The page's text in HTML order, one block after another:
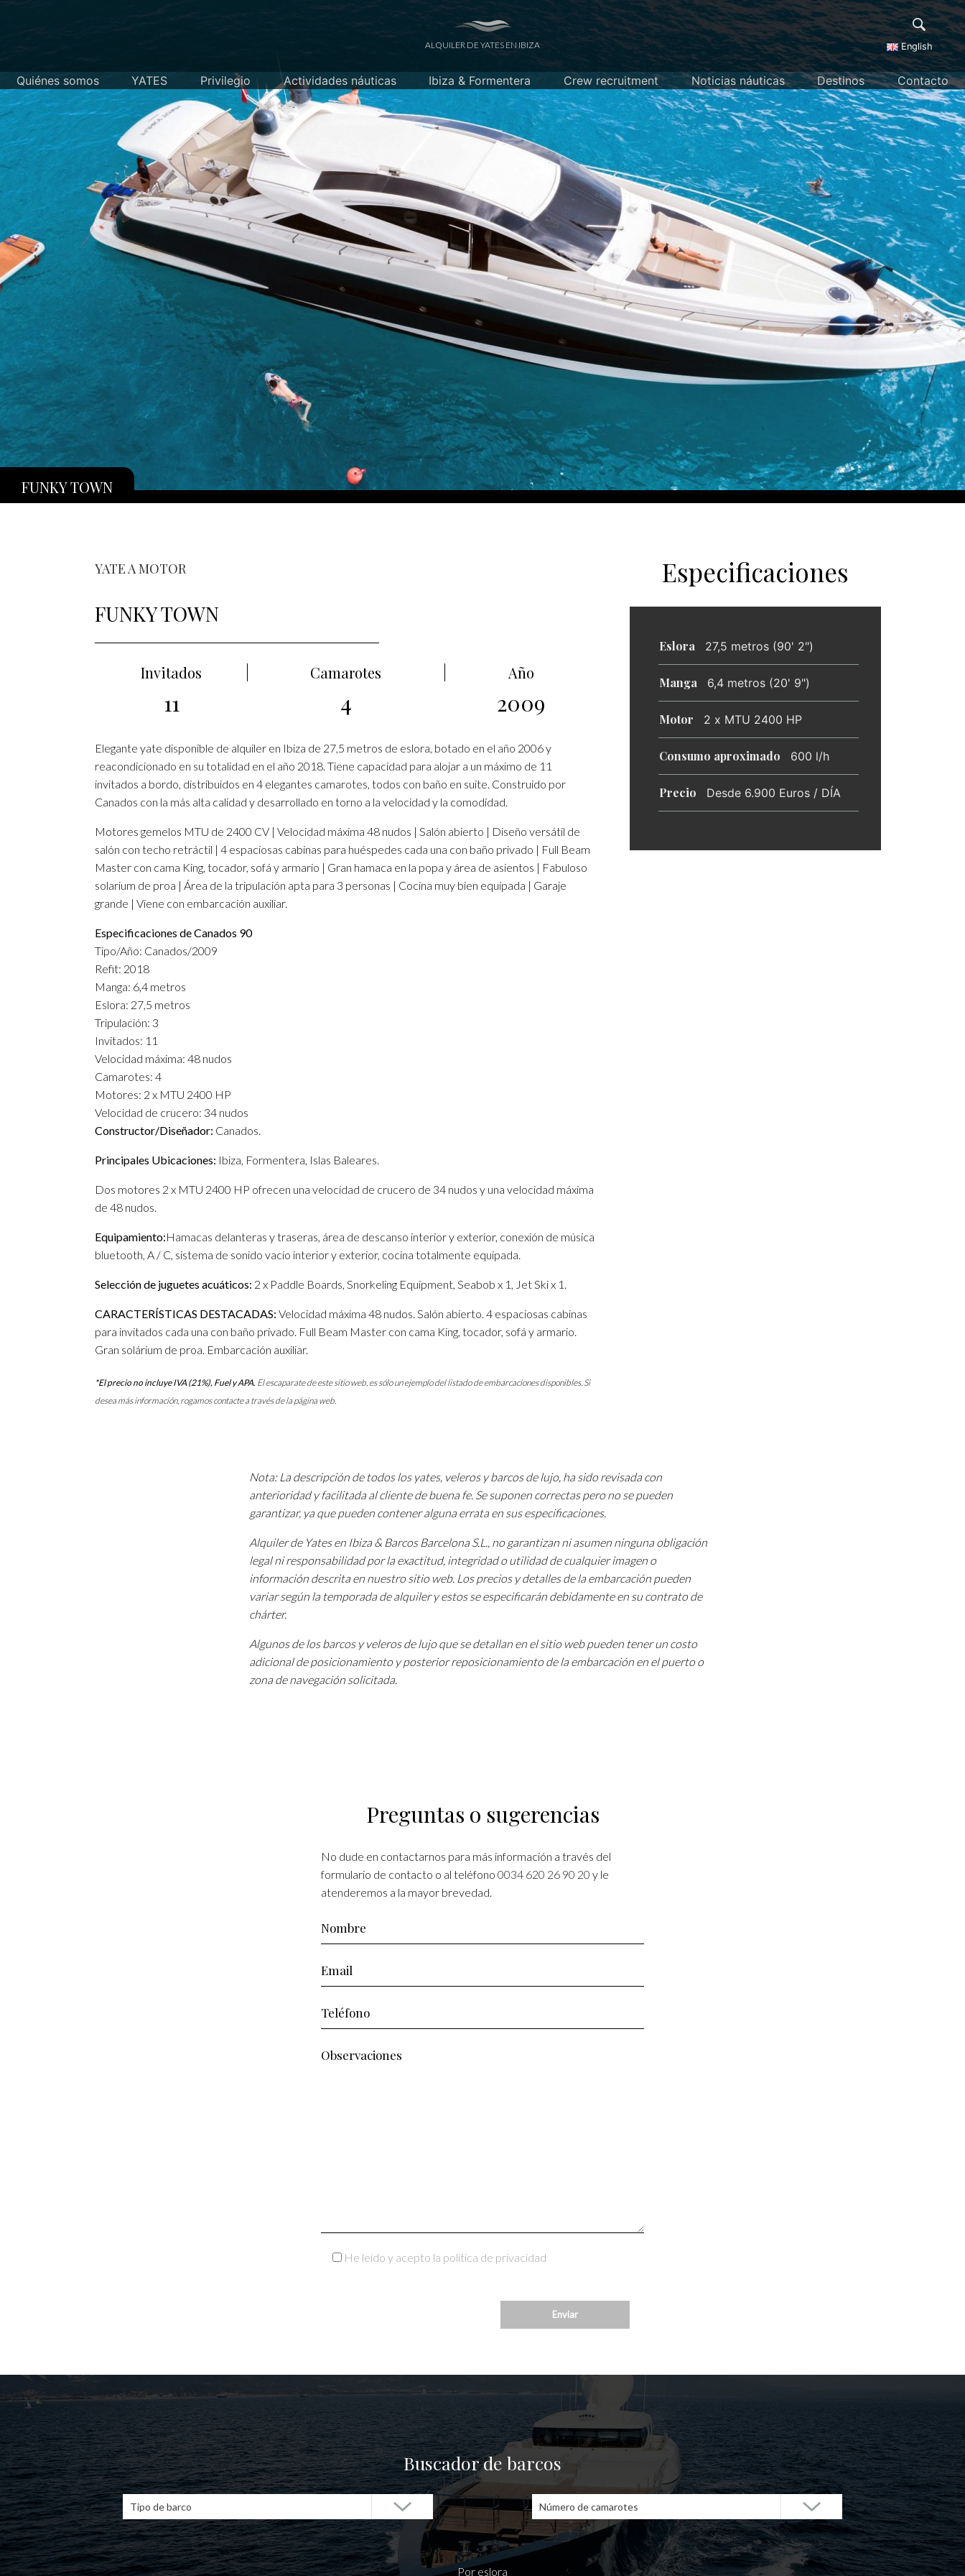
ALQUILER DE YATES EN IBIZA English
Quiénes somos YATES Privilegio Actividades náuticas Ibiza & Formentera Crew recruitment Noticias náuticas Destinos Contacto
FUNKY TOWN
YATE A MOTOR
FUNKY TOWN
Invitados Camarotes Año
11 4 2009
Elegante yate disponible de alquiler en Ibiza de 27,5 metros de eslora, botado en el año 2006 y
reacondicionado en su totalidad en el año 2018. Tiene capacidad para alojar a un máximo de 11
invitados a bordo, distribuidos en 4 elegantes camarotes, todos con baño en suite. Construido por
Canados con la más alta calidad y desarrollado en torno a la velocidad y la comodidad.
Motores gemelos MTU de 2400 CV | Velocidad máxima 48 nudos | Salón abierto | Diseño versátil de
salón con techo retráctil | 4 espaciosas cabinas para huéspedes cada una con baño privado | Full Beam
Master con cama King, tocador, sofá y armario | Gran hamaca en la popa y área de asientos | Fabuloso
solarium de proa | Área de la tripulación apta para 3 personas | Cocina muy bien equipada | Garaje
grande | Viene con embarcación auxiliar.
Especificaciones de Canados 90
Tipo/Año: Canados/2009
Refit: 2018
Manga: 6,4 metros
Eslora: 27,5 metros
Tripulación: 3
Invitados: 11
Velocidad máxima: 48 nudos
Camarotes: 4
Motores: 2 x MTU 2400 HP
Velocidad de crucero: 34 nudos
Constructor/Diseñador: Canados.
Principales Ubicaciones: Ibiza, Formentera, Islas Baleares.
Dos motores 2 x MTU 2400 HP ofrecen una velocidad de crucero de 34 nudos y una velocidad máxima
de 48 nudos.
Equipamiento:Hamacas delanteras y traseras, área de descanso interior y exterior, conexión de música
bluetooth, A / C, sistema de sonido vacío interior y exterior, cocina totalmente equipada.
Selección de juguetes acuáticos: 2 x Paddle Boards, Snorkeling Equipment, Seabob x 1, Jet Ski x 1.
CARACTERÍSTICAS DESTACADAS: Velocidad máxima 48 nudos. Salón abierto. 4 espaciosas cabinas
para invitados cada una con baño privado. Full Beam Master con cama King, tocador, sofá y armario.
Gran solárium de proa. Embarcación auxiliar.
*El precio no incluye IVA (21%), Fuel y APA. El escaparate de este sitio web, es sólo un ejemplo del listado de embarcaciones disponibles. Si
desea más información, rogamos contacte a través de la página web.
Especificaciones
Eslora 27,5 metros (90' 2")
Manga 6,4 metros (20' 9")
Motor 2 x MTU 2400 HP
Consumo aproximado 600 l/h
Precio Desde 6.900 Euros / DÍA
Nota: La descripción de todos los yates, veleros y barcos de lujo, ha sido revisada con
anterioridad y facilitada al cliente de buena fe. Se suponen correctas pero no se pueden
garantizar, ya que pueden contener alguna errata en sus especificaciones.
Alquiler de Yates en Ibiza & Barcos Barcelona S.L., no garantizan ni asumen ninguna obligación
legal ni responsabilidad por la exactitud, integridad o utilidad de cualquier imagen o
información descrita en nuestro sitio web. Los precios y detalles de la embarcación pueden
variar según la temporada de alquiler y estos se especificarán debidamente en su contrato de
chárter.
Algunos de los barcos y veleros de lujo que se detallan en el sitio web pueden tener un costo
adicional de posicionamiento y posterior reposicionamiento de la embarcación en el puerto o
zona de navegación solicitada.
Preguntas o sugerencias
No dude en contactarnos para más información a través del
formulario de contacto o al teléfono 0034 620 26 90 20 y le
atenderemos a la mayor brevedad.
He leído y acepto la política de privacidad
Buscador de barcos
Tipo de barco Número de camarotes
Por eslora